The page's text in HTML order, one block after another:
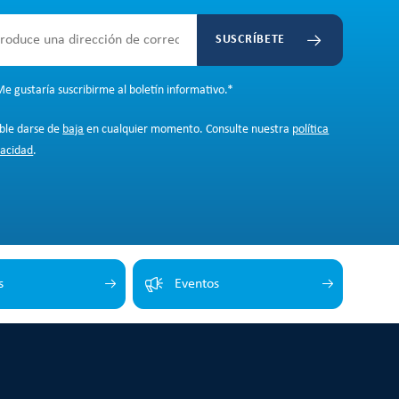
SUSCRÍBETE
gustaría suscribirme al boletín informativo.*
darse de baja en cualquier momento. Consulte nuestra política
.
Eventos